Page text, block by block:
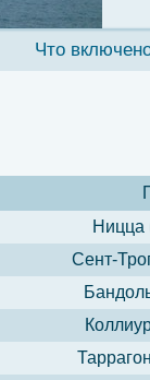
Что
Ницца
Сент-